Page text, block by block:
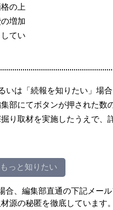
の上
増加
てい
いは「続報を知りたい」場
部にてボタンが押された数
り取材を実施したうえで、
もっと知りたい
、編集部直通の下記メー
源の秘匿を徹底しています。